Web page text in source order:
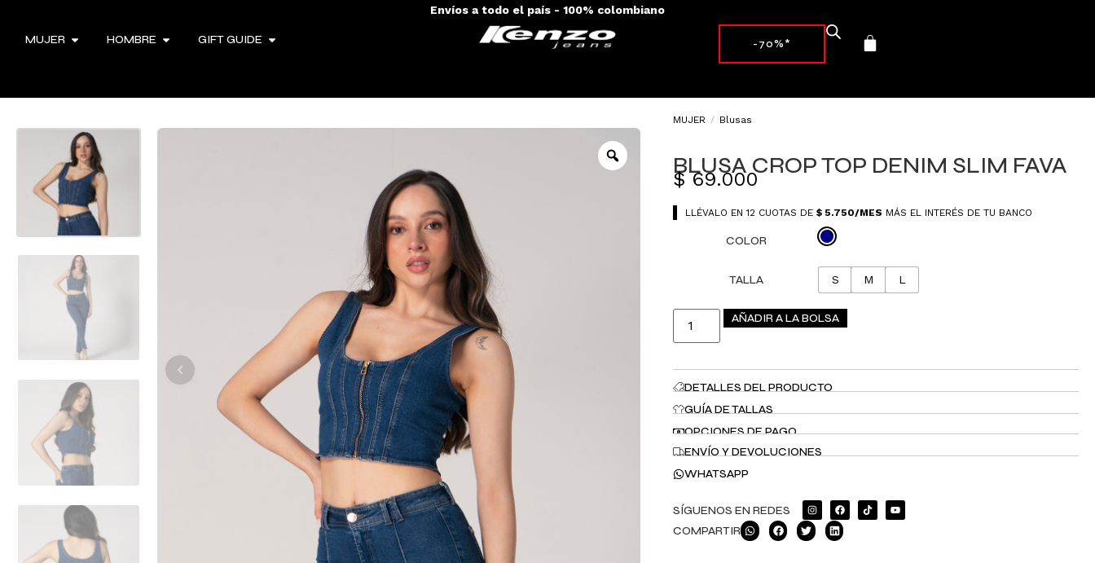
Envíos a todo el país - 100% colombiano
MUJER HOMBRE GIFT GUIDE -70%*
MUJER / Blusas
BLUSA CROP TOP DENIM SLIM FAVA
$69.000
LLÉVALO EN 12 CUOTAS DE$ 5.750/MES MÁS EL INTERÉS DE TU BANCO
COLOR
TALLA S M L
AÑADIR A LA BOLSA
DETALLES DEL PRODUCTO
GUÍA DE TALLAS
OPCIONES DE PAGO
ENVÍO Y DEVOLUCIONES
WHATSAPP
SÍGUENOS EN REDES
COMPARTIR